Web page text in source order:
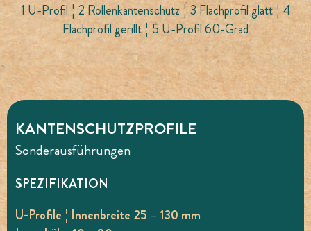
1 U-Profil ¦ 2 Rollenkantenschutz ¦ 3 Flachprofil glatt ¦ 4
Flachprofil gerillt ¦ 5 U-Profil 60-Grad
KANTENSCHUTZPROFILE
Sonderausführungen
SPEZIFIKATION
U-Profile ¦ Innenbreite 25 – 130 mm